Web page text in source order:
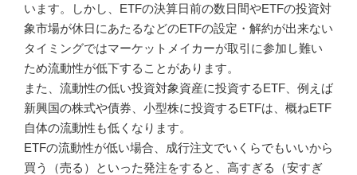
います。しかし、ETFの決算日前の数日間やETFの投資対
象市場が休日にあたるなどのETFの設定・解約が出来ない
タイミングではマーケットメイカーが取引に参加し難い
ため流動性が低下することがあります。
また、流動性の低い投資対象資産に投資するETF、例えば
新興国の株式や債券、小型株に投資するETFは、概ねETF
自体の流動性も低くなります。
ETFの流動性が低い場合、成行注文でいくらでもいいから
買う（売る）といった発注をすると、高すぎる（安すぎ